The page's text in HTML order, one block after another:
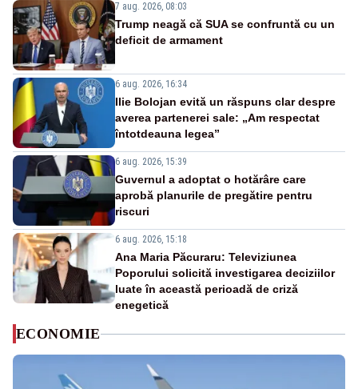
7 aug. 2026, 08:03
Trump neagă că SUA se confruntă cu un
deficit de armament
6 aug. 2026, 16:34
Ilie Bolojan evită un răspuns clar despre
averea partenerei sale: „Am respectat
întotdeauna legea”
6 aug. 2026, 15:39
Guvernul a adoptat o hotărâre care
aprobă planurile de pregătire pentru
riscuri
6 aug. 2026, 15:18
Ana Maria Păcuraru: Televiziunea
Poporului solicită investigarea deciziilor
luate în această perioadă de criză
enegetică
ECONOMIE